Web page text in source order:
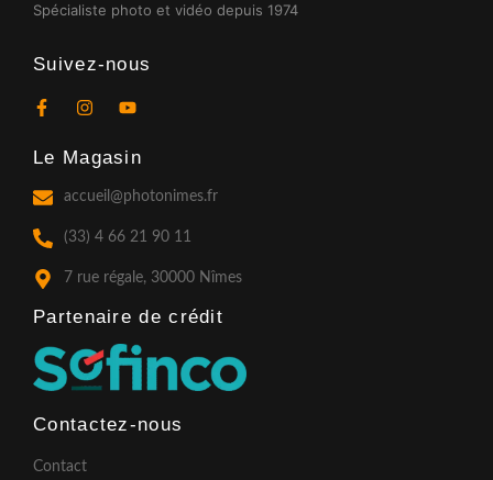
Spécialiste photo et vidéo depuis 1974
Suivez-nous
F
e
o
o
k
-
f
I
t
g
a
m
Y
t
b
Le Magasin
accueil@photonimes.fr
(33) 4 66 21 90 11
7 rue régale, 30000 Nîmes
Partenaire de crédit​
Contactez-nous
Contact